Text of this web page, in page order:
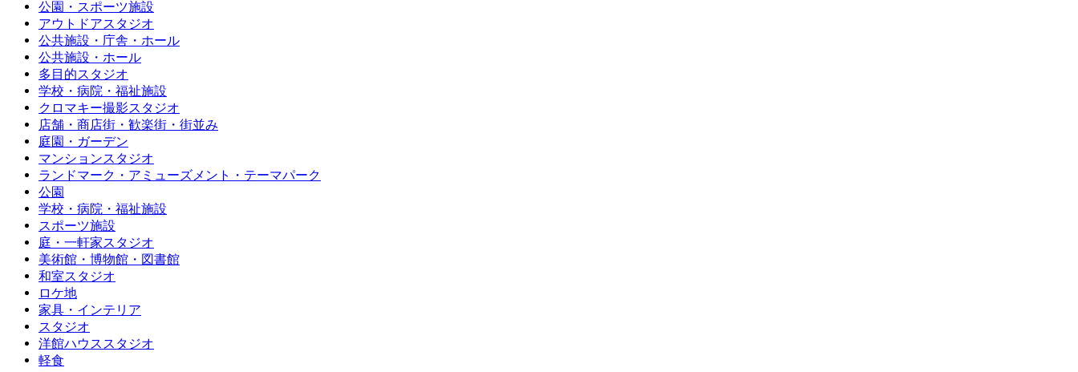
公園・スポーツ施設
アウトドアスタジオ
公共施設・庁舎・ホール
公共施設・ホール
多目的スタジオ
学校・病院・福祉施設
クロマキー撮影スタジオ
店舗・商店街・歓楽街・街並み
庭園・ガーデン
マンションスタジオ
ランドマーク・アミューズメント・テーマパーク
公園
学校・病院・福祉施設
スポーツ施設
庭・一軒家スタジオ
美術館・博物館・図書館
和室スタジオ
ロケ地
家具・インテリア
スタジオ
洋館ハウススタジオ
軽食